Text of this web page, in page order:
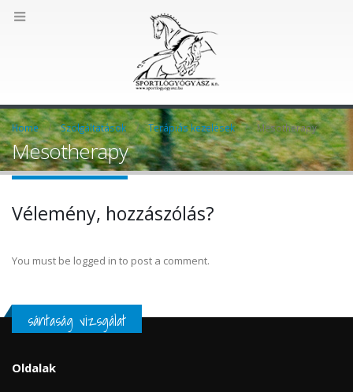
Home Szolgáltatások Terápiás kezelések Mesotherapy
Mesotherapy
Vélemény, hozzászólás?
You must be logged in to post a comment.
sántaság vizsgálat
Oldalak